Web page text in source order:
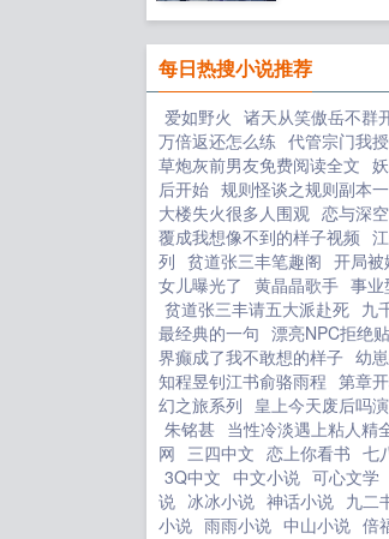
为，妖祖！...
每日热搜小说推荐
爱如野火 诸天从笑傲岳不群
万倍返还怎么练 代管宗门我
草炮灰前男友免费阅读全文
后开始 规则怪谈之规则副本
大楼失火很多人围观 恋与深
覆成我想像不到的样子视频
列 贫道张三丰笔趣阁 开局
女儿曝光了 黄晶晶歌手 事业
贫道张三丰请五大派赴死 九
最经典的一句 漂亮NPC拒绝
界癫成了我不敢想的样子 幼
知程昱钊江书俞骆雨程 第章
幻之旅系列 皇上今天废后吗
朱铭甚 当性冷淡遇上粘人精
网 三四中文 恋上你看书 七
3Q中文 中文小说 可心文学
说 冰冰小说 神话小说 九二
小说 雨雨小说 中山小说 倍